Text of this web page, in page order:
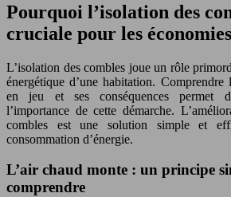
Pourquoi l’isolation des
cruciale pour les
L’isolation des combles joue un rôle
énergétique d’une habitation. Comprendre
en jeu et ses conséquences permet
l’importance de cette démarche.
combles est une solution simple et
consommation d’énergie.
L’air chaud monte : un principe
comprendre